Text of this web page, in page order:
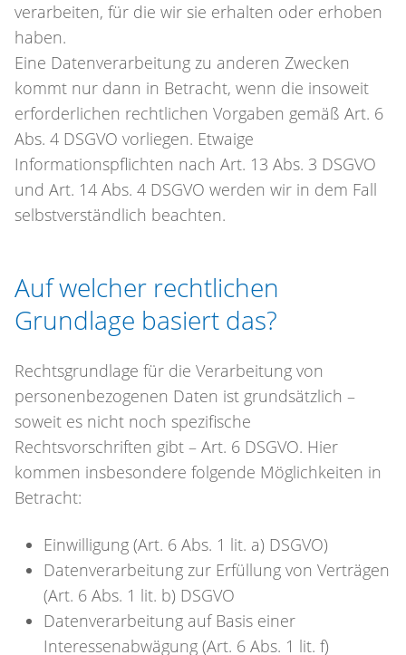
verarbeiten, für die wir sie erhalten oder erhoben
haben.
Eine Datenverarbeitung zu anderen Zwecken
kommt nur dann in Betracht, wenn die insoweit
erforderlichen rechtlichen Vorgaben gemäß Art. 6
Abs. 4 DSGVO vorliegen. Etwaige
Informationspflichten nach Art. 13 Abs. 3 DSGVO
und Art. 14 Abs. 4 DSGVO werden wir in dem Fall
selbstverständlich beachten.
Auf welcher rechtlichen
Grundlage basiert das?
Rechtsgrundlage für die Verarbeitung von
personenbezogenen Daten ist grundsätzlich –
soweit es nicht noch spezifische
Rechtsvorschriften gibt – Art. 6 DSGVO. Hier
kommen insbesondere folgende Möglichkeiten in
Betracht:
Einwilligung (Art. 6 Abs. 1 lit. a) DSGVO)
Datenverarbeitung zur Erfüllung von Verträgen
(Art. 6 Abs. 1 lit. b) DSGVO
Datenverarbeitung auf Basis einer
Interessenabwägung (Art. 6 Abs. 1 lit. f)